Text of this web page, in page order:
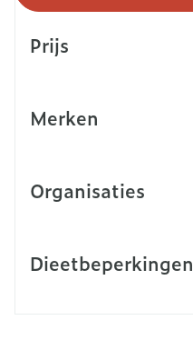
Prijs
Merken
Organisaties
Dieetbeperkingen